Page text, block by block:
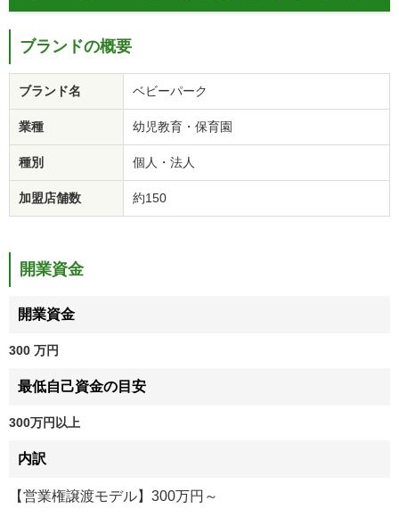
ブランドの概要
ブランド名 ベビーパーク
業種 幼児教育・保育園
種別 個人・法人
加盟店舗数 約150
開業資金
開業資金
300 万円
最低自己資金の目安
300万円以上
内訳
【営業権譲渡モデル】300万円～